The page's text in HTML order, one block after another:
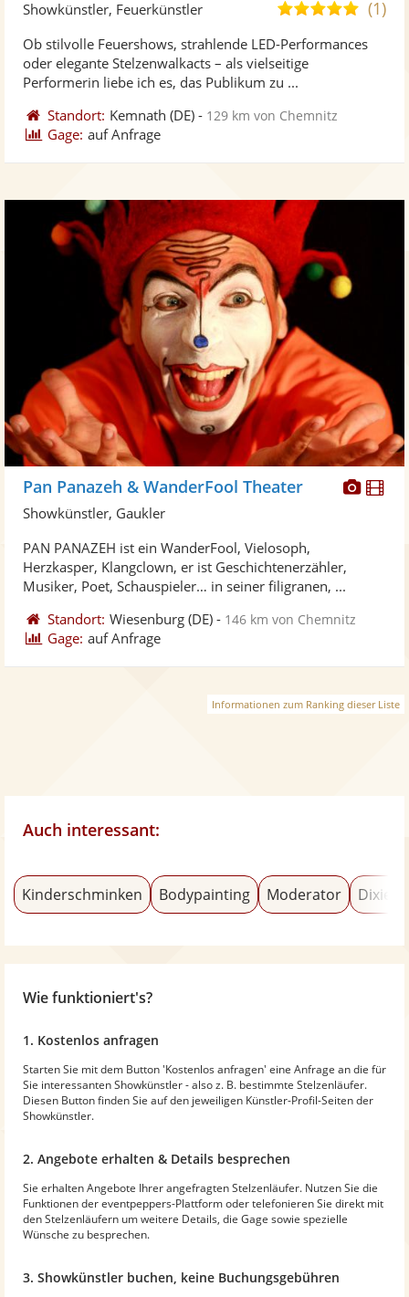
5,0
5
(1)
Showkünstler, Feuerkünstler
Ob stilvolle Feuershows, strahlende LED-Performances
oder elegante Stelzenwalkacts – als vielseitige
Performerin liebe ich es, das Publikum zu ...
Standort: Kemnath (DE) - 129 km von Chemnitz
Gage: auf Anfrage
Pan Panazeh & WanderFool Theater
Showkünstler, Gaukler
PAN PANAZEH ist ein WanderFool, Vielosoph,
Herzkasper, Klangclown, er ist Geschichtenerzähler,
Musiker, Poet, Schauspieler… in seiner filigranen, ...
Standort: Wiesenburg (DE) - 146 km von Chemnitz
Gage: auf Anfrage
Informationen zum Ranking dieser Liste
Auch interessant:
Kinderschminken Bodypainting Moderator
Wie funktioniert's?
1. Kostenlos anfragen
Starten Sie mit dem Button 'Kostenlos anfragen' eine Anfrage an die für
Sie interessanten Showkünstler - also z. B. bestimmte Stelzenläufer.
Diesen Button finden Sie auf den jeweiligen Künstler-Profil-Seiten der
Showkünstler.
2. Angebote erhalten & Details besprechen
Sie erhalten Angebote Ihrer angefragten Stelzenläufer. Nutzen Sie die
Funktionen der eventpeppers-Plattform oder telefonieren Sie direkt mit
den Stelzenläufern um weitere Details, die Gage sowie spezielle
Wünsche zu besprechen.
3. Showkünstler buchen, keine Buchungsgebühren